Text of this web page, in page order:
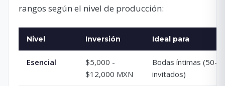
rangos según el nivel de producción:
Nivel Inversión Ideal para
Esencial
$5,000 -
$12,000 MXN
Bodas íntimas (50-
invitados)